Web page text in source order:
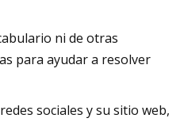
ni de otras
para ayudar a resolver
sociales y su sitio web,